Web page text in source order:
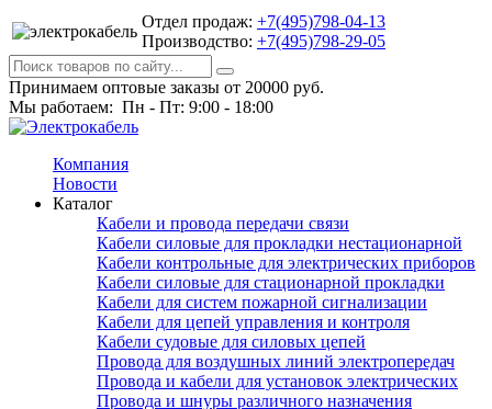
Отдел продаж: +7(495)798-04-13
Производство: +7(495)798-29-05
Принимаем оптовые заказы от 20000 руб.
Мы работаем: Пн - Пт: 9:00 - 18:00
Компания
Новости
Каталог
Кабели и провода передачи связи
Кабели силовые для прокладки нестационарной
Кабели контрольные для электрических приборов
Кабели силовые для стационарной прокладки
Кабели для систем пожарной сигнализации
Кабели для цепей управления и контроля
Кабели судовые для силовых цепей
Провода для воздушных линий электропередач
Провода и кабели для установок электрических
Провода и шнуры различного назначения